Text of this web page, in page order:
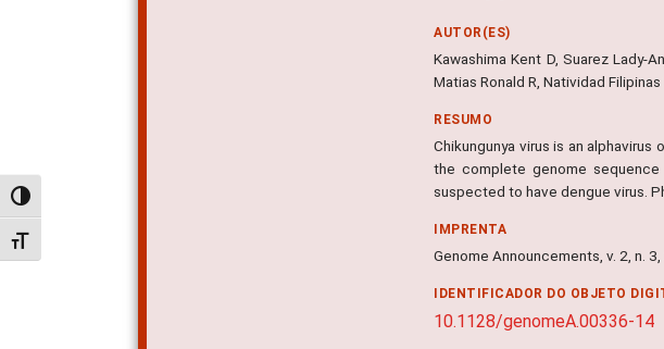
Alternar alto contraste
Alternar tamanho da fonte
AUTOR(ES)
Kawashima Kent D, Suarez Lady-
Matias Ronald R, Natividad Filipinas
RESUMO
Chikungunya virus is an
the complete genome sequence
suspected to have dengue virus.
IMPRENTA
Genome Announcements, v. 2, n.
IDENTIFICADOR DO OBJETO
10.1128/genomeA.00336-14